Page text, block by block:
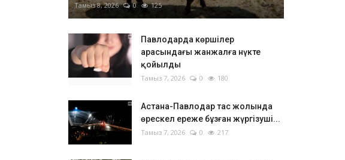
Тамыз 8, 2026 0 125
Павлодарда көршілер
арасындағы жанжалға нүкте
қойылды
Тамыз 7, 2026 0 180
Астана-Павлодар тас жолында
өрескел ереже бұзған жүргізуші...
Тамыз 7, 2026 0 217